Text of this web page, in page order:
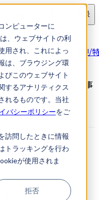
ンピューターに
、ウェブサイトの利
用され、これによっ
は、ブラウジング環
びこのウェブサイト
するアナリティクス
れるものです。当社
バシーポリシーをご
訪問したときに情報
トラッキングを行わ
が使用されま
拒否
会員登録
ップアップ/未経験歓迎/
ップ/未経験歓迎/特許事